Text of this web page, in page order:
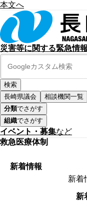
本文へ
災害等に関する緊急情報
長崎県議会
相談機関一覧
分類でさがす
組織でさがす
イベント・募集など
救急医療体制
新着情報
新着
新